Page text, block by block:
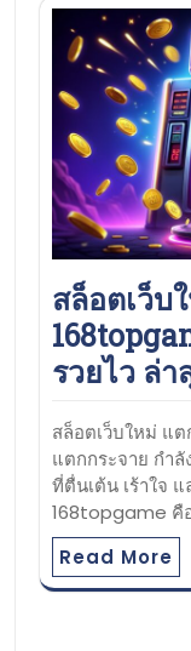
สล็อตเว็บ
รวยไว ล่า
สล็อตเว็บใหม่ แ
แตกกระจาย กำ
ที่ตื่นเต้น เร้าใจ
168topgame คื
Read More